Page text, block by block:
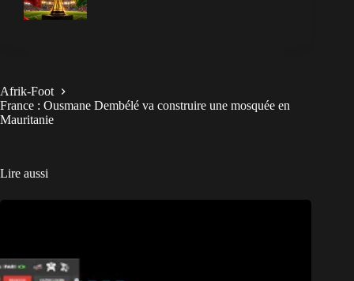
Afrik-Foot
France : Ousmane Dembélé va construire une mosquée en
Mauritanie
Lire aussi